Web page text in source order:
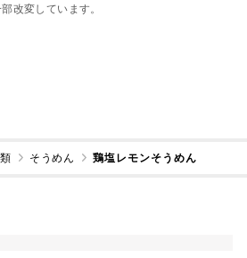
改変しています。
そうめん 鶏塩レモンそうめん